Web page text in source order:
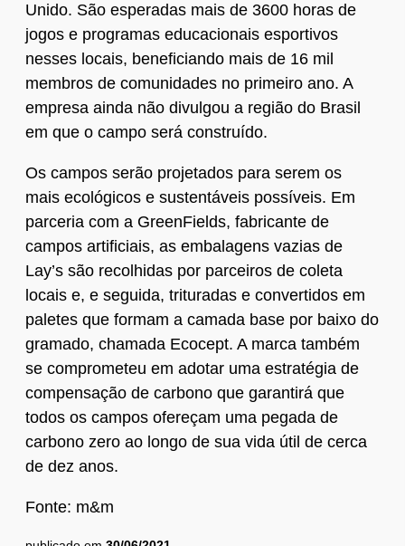
Unido. São esperadas mais de 3600 horas de
jogos e programas educacionais esportivos
nesses locais, beneficiando mais de 16 mil
membros de comunidades no primeiro ano. A
empresa ainda não divulgou a região do Brasil
em que o campo será construído.
Os campos serão projetados para serem os
mais ecológicos e sustentáveis possíveis. Em
parceria com a GreenFields, fabricante de
campos artificiais, as embalagens vazias de
Lay’s são recolhidas por parceiros de coleta
locais e, e seguida, trituradas e convertidos em
paletes que formam a camada base por baixo do
gramado, chamada Ecocept. A marca também
se comprometeu em adotar uma estratégia de
compensação de carbono que garantirá que
todos os campos ofereçam uma pegada de
carbono zero ao longo de sua vida útil de cerca
de dez anos.
Fonte: m&m